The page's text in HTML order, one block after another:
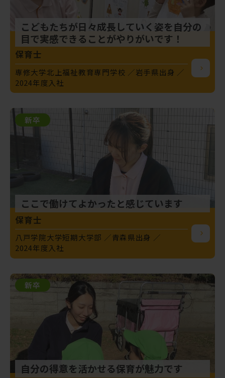
こどもたちが日々成長していく姿を自分の
目で実感できることがやりがいです！
保育士
専修大学北上福祉教育専門学校
岩手県出身
2024年度入社
新卒
ここで働けてよかったと感じています
保育士
八戸学院大学短期大学部
青森県出身
2024年度入社
新卒
自分の得意を活かせる保育が魅力です